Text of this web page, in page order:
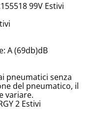
99V Estivi
A (69db)dB
pneumatici senza
del pneumatico, il
variare.
2 Estivi